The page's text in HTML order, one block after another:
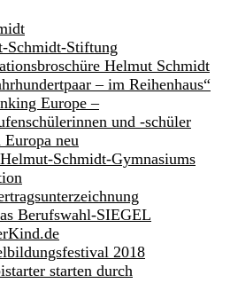
Schmidt-Stiftung
Helmut Schmidt
– im Reihenhaus“
Europe –
und -schüler
Europa neu
Schmidt-Gymnasiums
Berufswahl-SIEGEL
2018
starten durch